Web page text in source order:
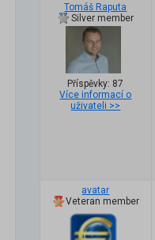
Tomáš Raputa
Silver member
Příspěvky: 87
Více informací o
uživateli >>
avatar
Veteran member